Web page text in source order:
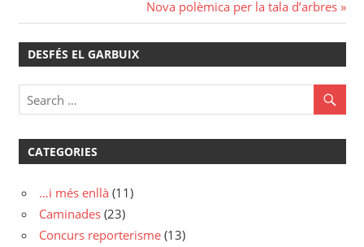
d'entrades Next
Post:
Nova polèmica per la tala d’arbres
DESFÉS EL GARBUIX
CATEGORIES
…i més enllà (11)
Caminades (23)
Concurs reporterisme (13)